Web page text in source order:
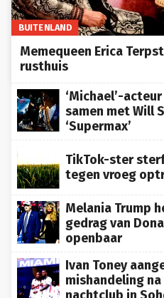
BUITENLAND
Memequeen Erica
rusthuis
‘Michael’-
samen met Will
‘Supermax’
TikTok-ster
tegen vroeg
Melania Trump
gedrag van
openbaar
Ivan Toney
mishandeling
nachtclub in